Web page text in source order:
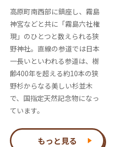
高原町南西部に鎮座し、霧島
神宮などと共に「霧島六社権
現」のひとつと数えられる狭
野神社。直線の参道では日本
一長いといわれる参道は、樹
齢400年を超える約10本の狭
野杉からなる美しい杉並木
で、国指定天然記念物になっ
ています。
もっと見る